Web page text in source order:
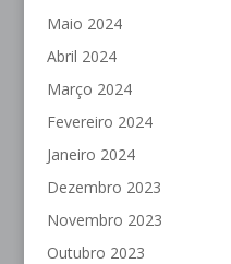
Maio 2024
Abril 2024
Março 2024
Fevereiro 2024
Janeiro 2024
Dezembro 2023
Novembro 2023
Outubro 2023